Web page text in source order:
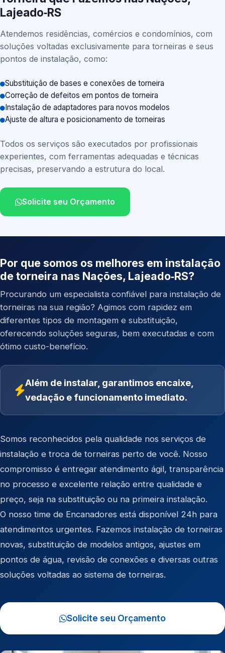
Lajeado‑RS
Atendemos residências, comércios e condomínios, com
soluções voltadas exclusivamente para torneiras e seus
pontos de instalação, como:
Substituição de bases e conexões de torneira
Correção de defeitos em pontos de torneira
Instalação de adaptadores para novos modelos
Ajuste de altura e posicionamento de torneiras
Todos os serviços são executados por profissionais
experientes, com ferramentas adequadas e técnicas
precisas, preservando a estrutura do local.
Solicite seu Orçamento
Por que somos os melhores em instalação
de torneira nas Nações, Lajeado‑RS?
Procurando um especialista confiável para instalação de
torneiras na sua região? Agimos com rapidez em
diferentes tipos de montagem e substituição,
oferecendo soluções seguras, bem executadas e com
ótimo custo-benefício.
Além de instalar, garantimos encaixe,
vedação e funcionamento imediato.
Somos reconhecidos pela qualidade nos serviços de
instalação e troca de torneiras perto de você. Nosso
compromisso é entregar atendimento ágil, transparência
no processo e excelente relação entre qualidade e
preço, seja na substituição ou na primeira instalação.
O nosso time de Encanadores está disponível 24h para
atendimentos urgentes. Fazemos instalação de torneiras
novas, substituição de modelos antigos, ajustes em
pontos de água, revisão de conexões e diversas outras
soluções voltadas ao sistema de torneiras.
Solicite seu Orçamento